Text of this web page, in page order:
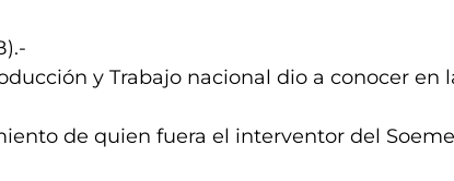
y Trabajo nacional dio a conocer en
de quien fuera el interventor del Soeme